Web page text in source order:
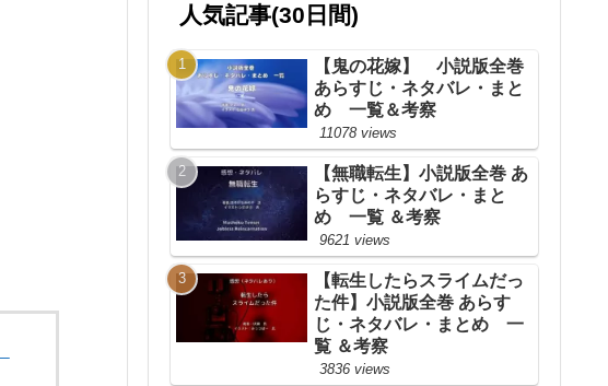
人気記事(30日間)
【鬼の花嫁】 小説版全巻
あらすじ・ネタバレ・まと
め 一覧＆考察
11078 views
【無職転生】小説版全巻 あ
らすじ・ネタバレ・まと
め 一覧 ＆考察
9621 views
【転生したらスライムだっ
た件】小説版全巻 あらす
じ・ネタバレ・まとめ 一
覧 ＆考察
3836 views